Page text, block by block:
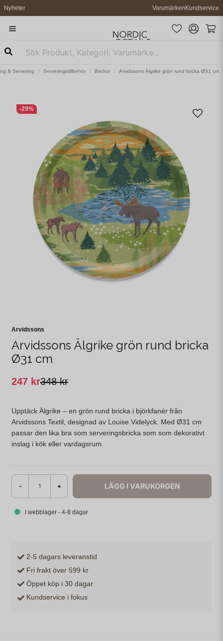
Nyheter VarumärkenKundservice
& Servering Serveringstillbehör Brickor Arvidssons Älgrike grön rund bricka Ø31 cm
-29%
Arvidssons
Arvidssons Älgrike grön rund bricka
Ø31 cm
348 kr
247 kr
Upptäck Älgrike – en grön rund bricka i björkfanér från
Arvidssons Textil, designad av Louise Videlyck. Med Ø31 cm
passar den lika bra som serveringsbricka som som dekorativt
inslag i kök eller vardagsrum.
- + LÄGG I VARUKORGEN
I webblager - 4-8 dagar
2-5 dagars leveranstid
Fri frakt över 599 kr
Öppet köp i 30 dagar
Kundservice i fokus